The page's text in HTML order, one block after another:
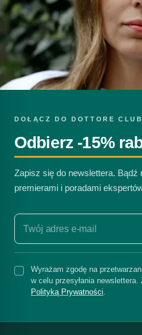
DOŁĄCZ DO DOTTORE CLUB
Odbierz -15%
Zapisz się do newslettera. Bądź
premierami i poradami
Wyrażam zgodę na
w celu przesyłania newslettera.
Polityką Prywatności.